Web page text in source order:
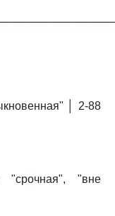
│ 2-88
"срочная", "вне